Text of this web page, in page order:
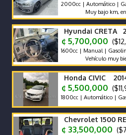
2000cc | Automático |
Muy bajo km, en
Hyundai CRETA
¢ 5,700,000
1600cc | Manual |
Vehículo muy bien
Honda CIVIC
¢ 5,500,000
1800cc | Automático |
Chevrolet 1500
¢ 33,500,000